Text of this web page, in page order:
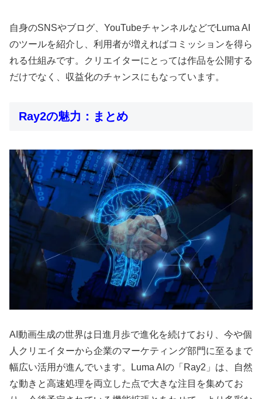
自身のSNSやブログ、YouTubeチャンネルなどでLuma AI
のツールを紹介し、利用者が増えればコミッションを得ら
れる仕組みです。クリエイターにとっては作品を公開する
だけでなく、収益化のチャンスにもなっています。
Ray2の魅力：まとめ
AI動画生成の世界は日進月歩で進化を続けており、今や個
人クリエイターから企業のマーケティング部門に至るまで
幅広い活用が進んでいます。Luma AIの「Ray2」は、自然
な動きと高速処理を両立した点で大きな注目を集めてお